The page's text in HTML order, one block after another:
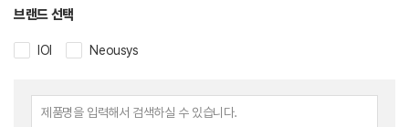
브랜드 선택
IOI Neousys